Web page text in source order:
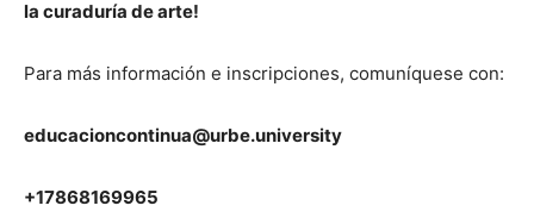
la curaduría de arte!
Para más información e inscripciones, comuníquese con:
educacioncontinua@urbe.university
+17868169965